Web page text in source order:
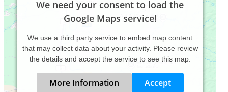
We need your consent to load the
Google Maps service!
We use a third party service to embed map content
that may collect data about your activity. Please review
the details and accept the service to see this map.
More Information Accept